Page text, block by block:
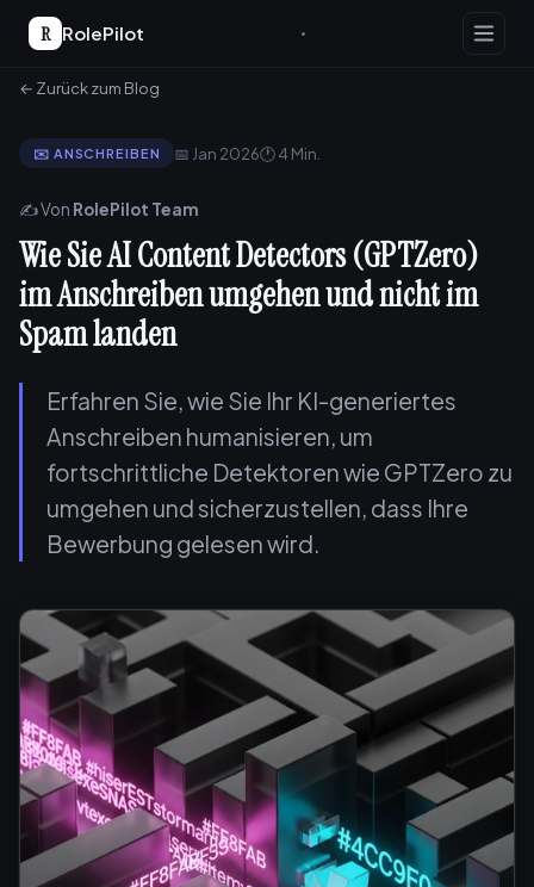
R RolePilot
← Zurück zum Blog
✉️ ANSCHREIBEN 📅 Jan 2026🕐 4 Min.
✍️ Von RolePilot Team
Wie Sie AI Content Detectors (GPTZero)
im Anschreiben umgehen und nicht im
Spam landen
Erfahren Sie, wie Sie Ihr KI-generiertes
Anschreiben humanisieren, um
fortschrittliche Detektoren wie GPTZero zu
umgehen und sicherzustellen, dass Ihre
Bewerbung gelesen wird.